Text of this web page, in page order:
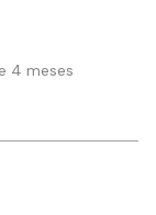
4 meses